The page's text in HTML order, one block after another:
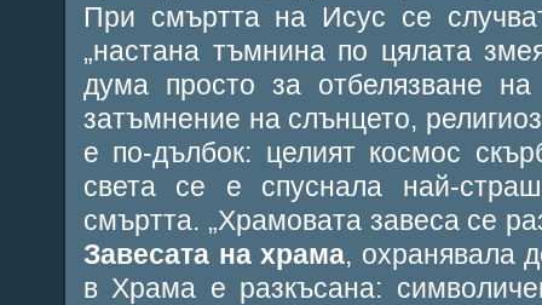
При смъртта на Исус се
„настана тъмнина по цялата
дума просто за отбелязване
затъмнение на слънцето,
е по-дълбок: целият космос
света се е спуснала най-
смъртта. „Храмовата завеса се
Завесата на храма, охранявала
в Храма е разкъсана: